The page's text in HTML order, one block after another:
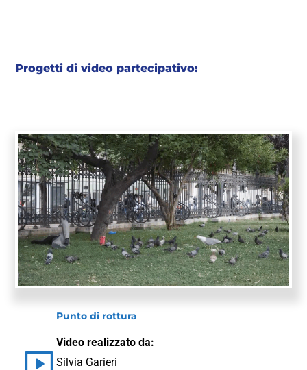
Progetti di video partecipativo:
Punto di rottura
Video realizzato da:
Silvia Garieri